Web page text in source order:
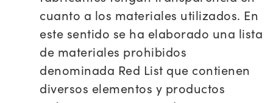
cuanto a los materiales utilizados. En
este sentido se ha elaborado una lista
de materiales prohibidos
denominada Red List que contienen
diversos elementos y productos